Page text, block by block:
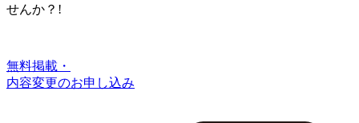
せんか？!
無料掲載・
内容変更のお申し込み